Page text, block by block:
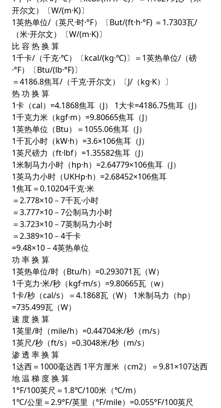
开尔文）〔W/(m·K)〕
1英热单位/（英尺·时·°F）〔But/(ft·h·°F) ＝1.7303瓦/
（米·开尔文）〔W/(m·K)〕
比 容 热 换 算
1千卡/（千克·℃）〔kcal/(kg·℃)〕＝1英热单位/（磅
·°F）〔Btu/(lb·°F)〕
＝4186.8焦耳/（千克·开尔文）〔J/（kg·K）〕
热 功 换 算
1卡（cal）=4.1868焦耳（J） 1大卡=4186.75焦耳（J）
1千克力米（kgf·m）=9.80665焦耳（J）
1英热单位（Btu）＝1055.06焦耳（J）
1千瓦小时（kW·h）=3.6×106焦耳（J）
1英尺磅力（ft·lbf）=1.35582焦耳（J）
1米制马力小时（hp·h）=2.64779×106焦耳（J）
1英马力小时（UKHp·h）=2.68452×106焦耳
1焦耳＝0.10204千克·米
＝2.778×10－7千瓦·小时
＝3.777×10－7公制马力小时
＝3.723×10－7英制马力小时
＝2.389×10－4千卡
=9.48×10－4英热单位
功 率 换 算
1英热单位/时（Btu/h）=0.293071瓦（W）
1千克力·米/秒（kgf·m/s）=9.80665瓦（w）
1卡/秒（cal/s）＝4.1868瓦（W） 1米制马力（hp）
=735.499瓦（W）
速 度 换 算
1英里/时（mile/h）=0.44704米/秒（m/s）
1英尺/秒（ft/s）=0.3048米/秒（m/s）
渗 透 率 换 算
1达西＝1000毫达西 1平方厘米（cm2）＝9.81×107达西
地 温 梯 度 换 算
1°F/100英尺＝1.8℃/100米（℃/m）
1℃/公里＝2.9°F/英里（°F/mile）=0.055°F/100英尺